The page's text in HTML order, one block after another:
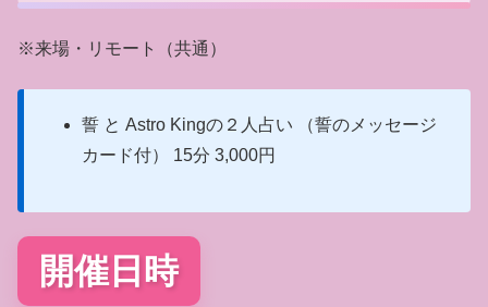
※来場・リモート（共通）
誓 と Astro Kingの２人占い （誓のメッセージ
カード付） 15分 3,000円
開催日時